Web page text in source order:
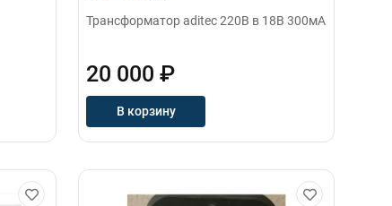
Трансформатор aditec 220В в 18В 300мА
20 000 ₽
В корзину